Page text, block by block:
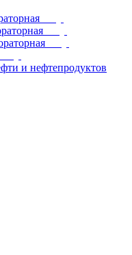
и нефтепродуктов